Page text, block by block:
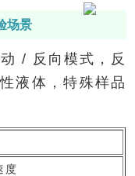
场景
/ 反向模式，反
液体，特殊样品
度